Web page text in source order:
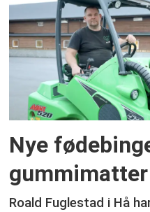
Nye
gummimatter
Roald Fuglestad i Hå